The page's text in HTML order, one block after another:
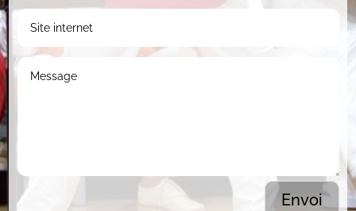
Envoi